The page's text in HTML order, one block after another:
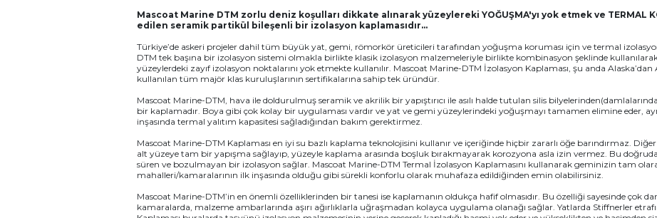
Mascoat Marine DTM zorlu deniz koşulları dikkate alınarak yüzeylereki YOĞUŞMA'yı yok etmek ve TERMAL
edilen seramik partikül bileşenli bir izolasyon kaplamasıdır…
Türkiye’de askeri projeler dahil tüm büyük yat, gemi, römorkör üreticileri tarafından yoğuşma koruması için ve termal
DTM tek başına bir izolasyon sistemi olmakla birlikte klasik izolasyon malzemeleriyle birlikte kombinasyon şeklinde
yüzeylerdeki zayıf izolasyon noktalarını yok etmekte kullanılır. Mascoat Marine-DTM İzolasyon Kaplaması, şu anda
kullanılan tüm majör klas kuruluşlarının sertifikalarına sahip tek üründür.
Mascoat Marine-DTM, hava ile doldurulmuş seramik ve akrilik bir yapıştırıcı ile asılı halde tutulan silis
bir kaplamadır. Boya gibi çok kolay bir uygulaması vardır ve yat ve gemi yüzeylerindeki yoğuşmayı tamamen elimine eder,
inşasında termal yalıtım kapasitesi sağladığından bakım gerektirmez.
Mascoat Marine-DTM Kaplaması en iyi su bazlı kaplama teknolojisini kullanır ve içeriğinde hiçbir zararlı öğe barındırmaz.
alt yüzeye tam bir yapışma sağlayıp, yüzeyle kaplama arasında boşluk bırakmayarak korozyona asla izin vermez. Bu
süren ve bozulmayan bir izolasyon sağlar. Mascoat Marine-DTM Termal İzolasyon Kaplamasını kullanarak geminizin tam
mahalleri/kamaralarının ilk inşasında olduğu gibi sürekli konforlu olarak muhafaza edildiğinden emin olabilirsiniz.
Mascoat Marine-DTM’in en önemli özelliklerinden bir tanesi ise kaplamanın oldukça hafif olmasıdır. Bu özelliği sayesinde çok
kamaralarda, malzeme ambarlarında aşırı ağırlıklarla uğraşmadan kolayca uygulama olanağı sağlar. Yatlarda Stiffnerler